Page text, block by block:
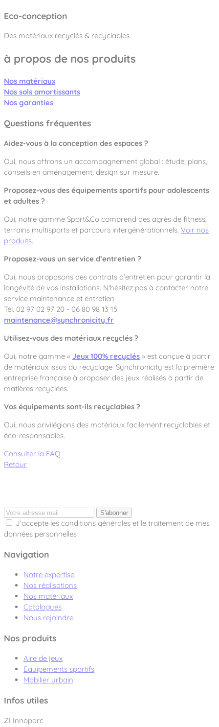
Eco-conception
Des matériaux recyclés & recyclables
à propos de nos produits
Nos matériaux
Nos sols amortissants
Nos garanties
Questions fréquentes
Aidez-vous à la conception des espaces ?
Oui, nous offrons un accompagnement global : étude, plans,
conseils en aménagement, design sur mesure.
Proposez-vous des équipements sportifs pour adolescents
et adultes ?
Oui, notre gamme Sport&Co comprend des agrès de fitness,
terrains multisports et parcours intergénérationnels. Voir nos
produits.
Proposez-vous un service d’entretien ?
Oui, nous proposons des contrats d’entretien pour garantir la
longévité de vos installations. N'hésitez pas à contacter notre
service maintenance et entretien
Tél. 02 97 02 97 20 - 06 80 98 13 15
maintenance@synchronicity.fr
Utilisez-vous des matériaux recyclés ?
Oui, notre gamme « Jeux 100% recyclés » est conçue à partir
de matériaux issus du recyclage. Synchronicity est la première
entreprise française à proposer des jeux réalisés à partir de
matières recyclées.
Vos équipements sont-ils recyclables ?
Oui, nous privilégions des matériaux facilement recyclables et
éco-responsables.
Consulter la FAQ
Retour
S'abonner
J'accepte les conditions générales et le traitement de mes
données personnelles
Navigation
Notre expertise
Nos réalisations
Nos matériaux
Catalogues
Nous rejoindre
Nos produits
Aire de jeux
Equipements sportifs
Mobilier urbain
Infos utiles
ZI Innoparc